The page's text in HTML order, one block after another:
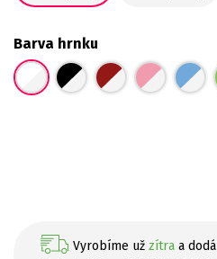
Barva hrnku
Vyrobíme už zítra a